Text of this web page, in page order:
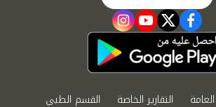
facebook
twitter
youtube
instagram
التقارير الخاصة
القسم الطبي